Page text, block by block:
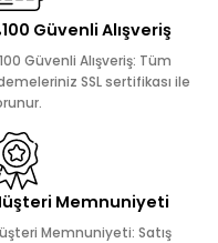
Güvenli Alışveriş
Güvenli Alışveriş: Tüm
SSL sertifikası ile
Memnuniyeti
Memnuniyeti: Satış